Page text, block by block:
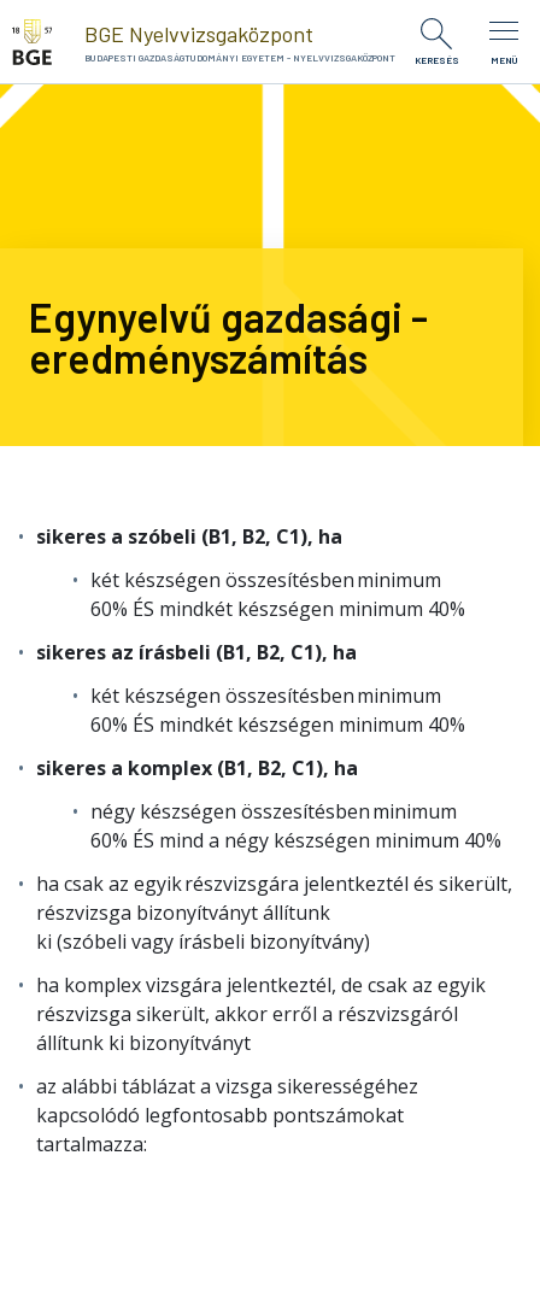
Ugrás a tartalomra
BGE Nyelvvizsgaközpont
BUDAPESTI GAZDASÁGTUDOMÁNYI EGYETEM - NYELVVIZSGAKÖZPONT KERESÉS MENÜ
Egynyelvű gazdasági -
eredményszámítás
sikeres a szóbeli (B1, B2, C1), ha
két készségen összesítésben minimum
60% ÉS mindkét készségen minimum 40%
sikeres az írásbeli (B1, B2, C1), ha
két készségen összesítésben minimum
60% ÉS mindkét készségen minimum 40%
sikeres a komplex (B1, B2, C1), ha
négy készségen összesítésben minimum
60% ÉS mind a négy készségen minimum 40%
ha csak az egyik részvizsgára jelentkeztél és sikerült,
részvizsga bizonyítványt állítunk
ki (szóbeli vagy írásbeli bizonyítvány)
ha komplex vizsgára jelentkeztél, de csak az egyik
részvizsga sikerült, akkor erről a részvizsgáról
állítunk ki bizonyítványt
az alábbi táblázat a vizsga sikerességéhez
kapcsolódó legfontosabb pontszámokat
tartalmazza: